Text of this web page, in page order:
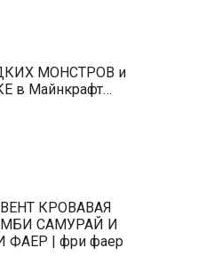
МОНСТРОВ и
в Майнкрафт…
КРОВАВАЯ
САМУРАЙ И
| фри фаер